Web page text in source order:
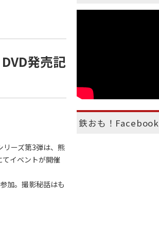
発売記
ーズ第3弾は、熊
イベントが開催
加。撮影秘話はも
鉄おも！Facebook